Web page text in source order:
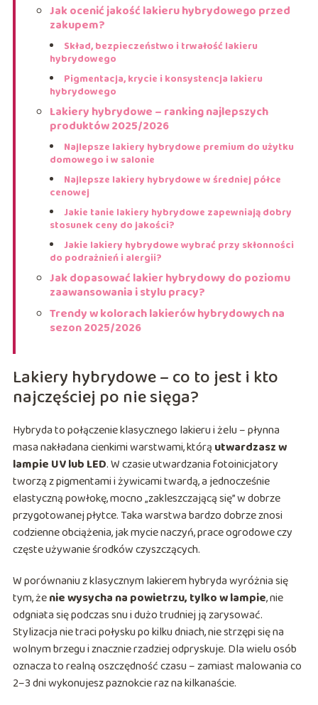
Jak ocenić jakość lakieru hybrydowego przed
zakupem?
Skład, bezpieczeństwo i trwałość lakieru
hybrydowego
Pigmentacja, krycie i konsystencja lakieru
hybrydowego
Lakiery hybrydowe – ranking najlepszych
produktów 2025/2026
Najlepsze lakiery hybrydowe premium do użytku
domowego i w salonie
Najlepsze lakiery hybrydowe w średniej półce
cenowej
Jakie tanie lakiery hybrydowe zapewniają dobry
stosunek ceny do jakości?
Jakie lakiery hybrydowe wybrać przy skłonności
do podrażnień i alergii?
Jak dopasować lakier hybrydowy do poziomu
zaawansowania i stylu pracy?
Trendy w kolorach lakierów hybrydowych na
sezon 2025/2026
Lakiery hybrydowe – co to jest i kto
najczęściej po nie sięga?
Hybryda to połączenie klasycznego lakieru i żelu – płynna
masa nakładana cienkimi warstwami, którą utwardzasz w
lampie UV lub LED. W czasie utwardzania fotoinicjatory
tworzą z pigmentami i żywicami twardą, a jednocześnie
elastyczną powłokę, mocno „zakleszczającą się” w dobrze
przygotowanej płytce. Taka warstwa bardzo dobrze znosi
codzienne obciążenia, jak mycie naczyń, prace ogrodowe czy
częste używanie środków czyszczących.
W porównaniu z klasycznym lakierem hybryda wyróżnia się
tym, żenie wysycha na powietrzu, tylko w lampie, nie
odgniata się podczas snu i dużo trudniej ją zarysować.
Stylizacja nie traci połysku po kilku dniach, nie strzępi się na
wolnym brzegu i znacznie rzadziej odpryskuje. Dla wielu osób
oznacza to realną oszczędność czasu – zamiast malowania co
2–3 dni wykonujesz paznokcie raz na kilkanaście.